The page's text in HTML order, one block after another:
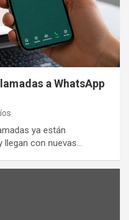
a WhatsApp
ya están
llegan con nuevas…